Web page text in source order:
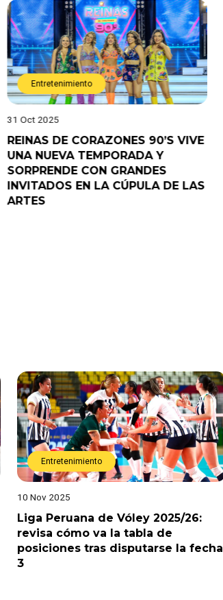
Entretenimiento
31 Oct 2025
REINAS DE CORAZONES 90’S VIVE
UNA NUEVA TEMPORADA Y
SORPRENDE CON GRANDES
INVITADOS EN LA CÚPULA DE LAS
ARTES
Entretenimiento
10 Nov 2025
Liga Peruana de Vóley 2025/26:
revisa cómo va la tabla de
posiciones tras disputarse la fecha
3